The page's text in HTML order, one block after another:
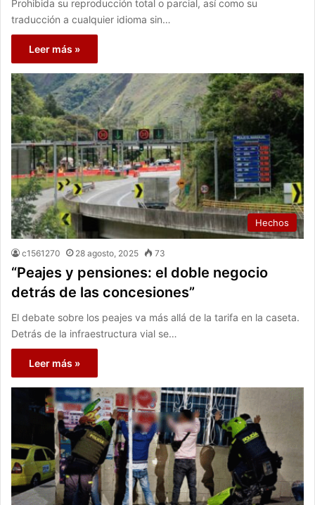
Prohibida su reproducción total o parcial, así como su
traducción a cualquier idioma sin…
Leer más »
Hechos
c1561270 28 agosto, 2025 73
“Peajes y pensiones: el doble negocio
detrás de las concesiones”
El debate sobre los peajes va más allá de la tarifa en la caseta.
Detrás de la infraestructura vial se…
Leer más »